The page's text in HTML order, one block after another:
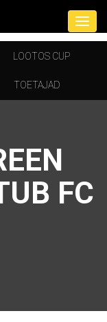
LOOTOS CUP
TOETAJAD
FC